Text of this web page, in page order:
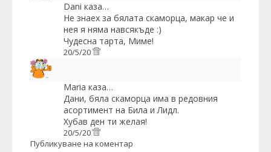
Dani каза…
Не знаех за бялата скаморца, макар че и
нея я няма навсякъде :)
Чудесна тарта, Миме!
20/5/20
Maria каза…
Дани, бяла скаморца има в редовния
асортимент на Била и Лидл.
Хубав ден ти желая!
20/5/20
Публикуване на коментар